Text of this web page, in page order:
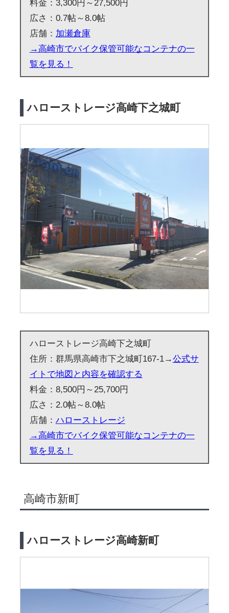
料金：3,300円～27,500円
広さ：0.7帖～8.0帖
店舗： 加瀬倉庫
→高崎市でバイク保管可能なコンテナの一
覧を見る！
ハローストレージ高崎下之城町
ハローストレージ高崎下之城町
住所：群馬県高崎市下之城町167-1→公式サ
イトで地図と内容を確認する
料金：8,500円～25,700円
広さ：2.0帖～8.0帖
店舗： ハローストレージ
→高崎市でバイク保管可能なコンテナの一
覧を見る！
高崎市新町
ハローストレージ高崎新町